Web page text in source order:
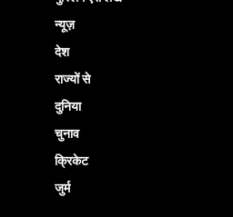
न्यूज़
देश
राज्यों से
दुनिया
चुनाव
क्रिकेट
जुर्म